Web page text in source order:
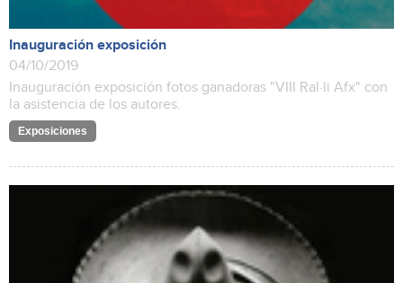
Inauguración exposición
04/10/2019
Inauguración exposición fotos ganadoras "VIII Ral·li Afx" con
la asistencia de los autores.
Exposiciones